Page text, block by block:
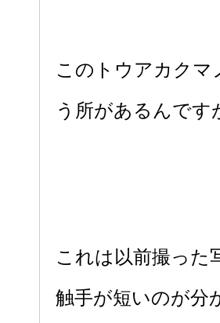
このトウアカクマ
う所があるんです
これは以前撮った
触手が短いのが分